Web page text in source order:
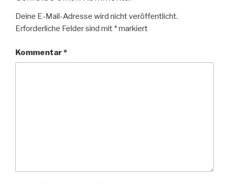
Deine E-Mail-Adresse wird nicht veröffentlicht.
Erforderliche Felder sind mit *markiert
Kommentar*